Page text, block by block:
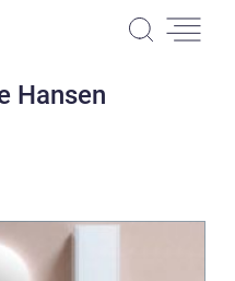
Hansen